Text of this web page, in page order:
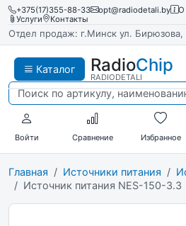
+375(17)355-88-33 opt@radiodetali.by О
Услуги
Контакты
Отдел продаж: г.Минск ул. Бирюзова,
Каталог RadioChip
RADIODETALI
Войти Сравнение Избранное
Главная Источники питания
Источник питания NES-150-3.3